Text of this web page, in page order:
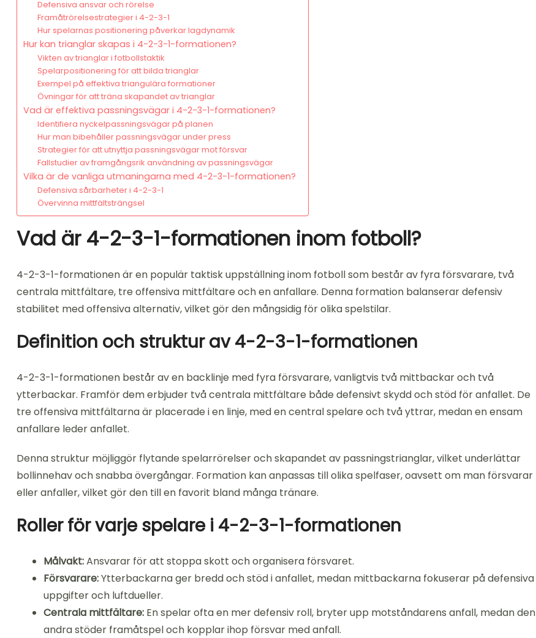
Defensiva ansvar och rörelse
Framåtrörelsestrategier i 4-2-3-1
Hur spelarnas positionering påverkar lagdynamik
Hur kan trianglar skapas i 4-2-3-1-formationen?
Vikten av trianglar i fotbollstaktik
Spelarpositionering för att bilda trianglar
Exempel på effektiva triangulära formationer
Övningar för att träna skapandet av trianglar
Vad är effektiva passningsvägar i 4-2-3-1-formationen?
Identifiera nyckelpassningsvägar på planen
Hur man bibehåller passningsvägar under press
Strategier för att utnyttja passningsvägar mot försvar
Fallstudier av framgångsrik användning av passningsvägar
Vilka är de vanliga utmaningarna med 4-2-3-1-formationen?
Defensiva sårbarheter i 4-2-3-1
Övervinna mittfältsträngsel
Vad är 4-2-3-1-formationen inom fotboll?
4-2-3-1-formationen är en populär taktisk uppställning inom fotboll som består av fyra försvarare, två
centrala mittfältare, tre offensiva mittfältare och en anfallare. Denna formation balanserar defensiv
stabilitet med offensiva alternativ, vilket gör den mångsidig för olika spelstilar.
Definition och struktur av 4-2-3-1-formationen
4-2-3-1-formationen består av en backlinje med fyra försvarare, vanligtvis två mittbackar och två
ytterbackar. Framför dem erbjuder två centrala mittfältare både defensivt skydd och stöd för anfallet. De
tre offensiva mittfältarna är placerade i en linje, med en central spelare och två yttrar, medan en ensam
anfallare leder anfallet.
Denna struktur möjliggör flytande spelarrörelser och skapandet av passningstrianglar, vilket underlättar
bollinnehav och snabba övergångar. Formation kan anpassas till olika spelfaser, oavsett om man försvarar
eller anfaller, vilket gör den till en favorit bland många tränare.
Roller för varje spelare i 4-2-3-1-formationen
Målvakt:Ansvarar för att stoppa skott och organisera försvaret.
Försvarare:Ytterbackarna ger bredd och stöd i anfallet, medan mittbackarna fokuserar på defensiva
uppgifter och luftdueller.
Centrala mittfältare: En spelar ofta en mer defensiv roll, bryter upp motståndarens anfall, medan den
andra stöder framåtspel och kopplar ihop försvar med anfall.